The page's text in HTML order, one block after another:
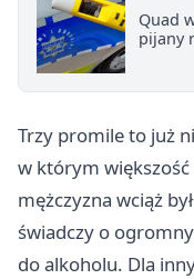
Quad
pijany
Trzy promile to już
w którym
mężczyzna wciąż
świadczy o
do alkoholu. Dla